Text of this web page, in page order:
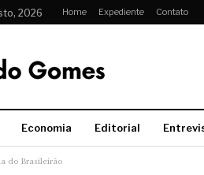
2026 Home Expediente Contato
Economia Editorial
do Brasileirão